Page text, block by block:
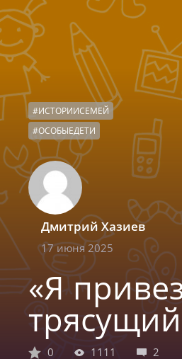
#ИСТОРИИСЕМЕЙ
#ОСОБЫЕДЕТИ
Дмитрий Хазиев
17 июня 2025
«Я
0 1111 2